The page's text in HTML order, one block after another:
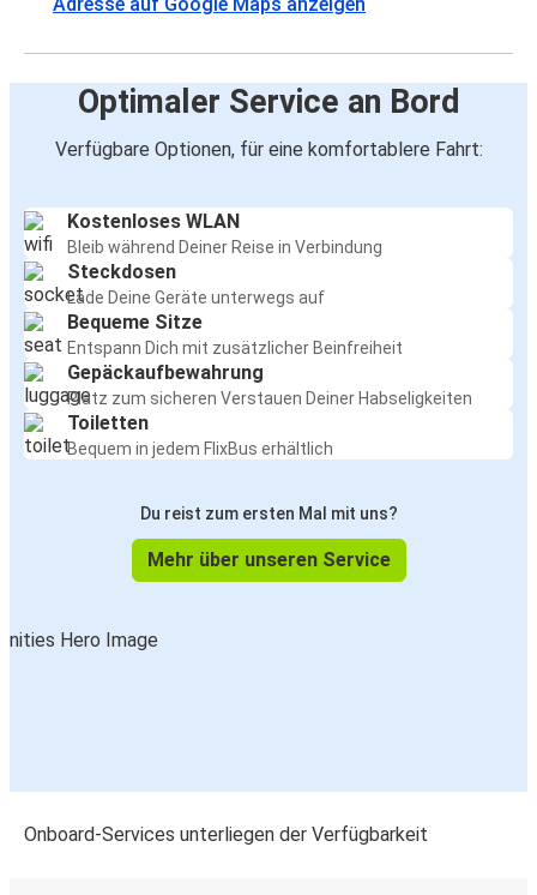
Optimaler Service an Bord
Verfügbare Optionen, für eine komfortablere Fahrt:
Kostenloses WLAN
Bleib während Deiner Reise in Verbindung
Steckdosen
Lade Deine Geräte unterwegs auf
Bequeme Sitze
Entspann Dich mit zusätzlicher Beinfreiheit
Gepäckaufbewahrung
Platz zum sicheren Verstauen Deiner Habseligkeiten
Toiletten
Bequem in jedem FlixBus erhältlich
Du reist zum ersten Mal mit uns?
Mehr über unseren Service
Onboard-Services unterliegen der Verfügbarkeit